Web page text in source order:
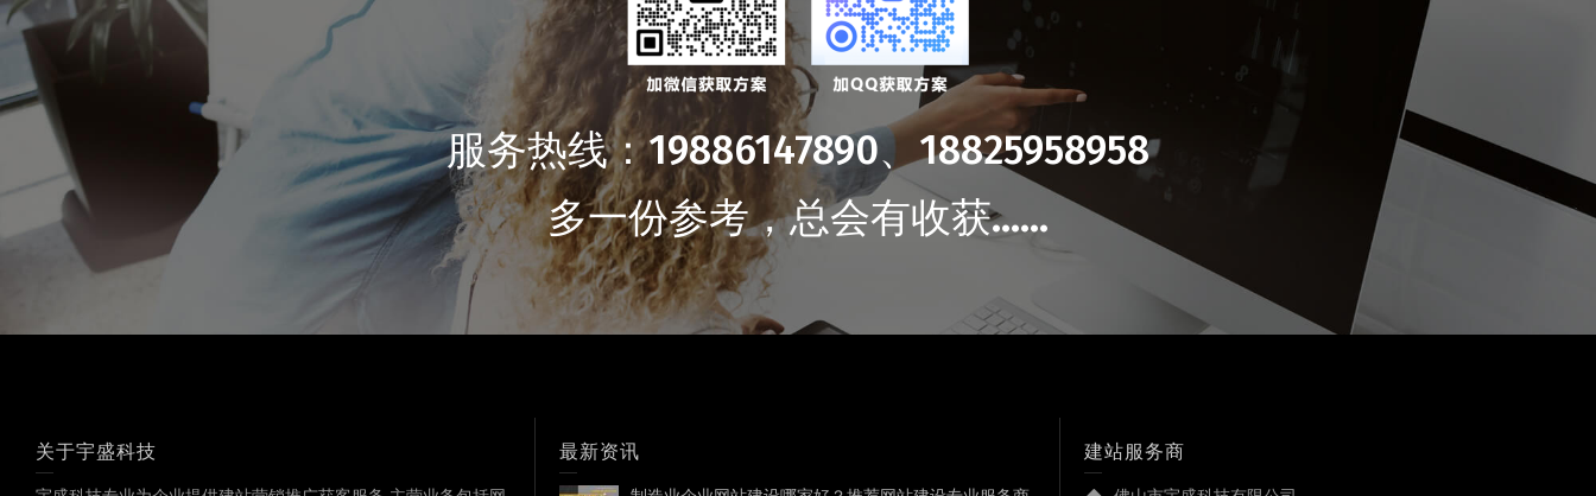
服务热线：19886147890、18825958958
多一份参考，总会有收获……
关于宇盛科技 最新资讯 建站服务商